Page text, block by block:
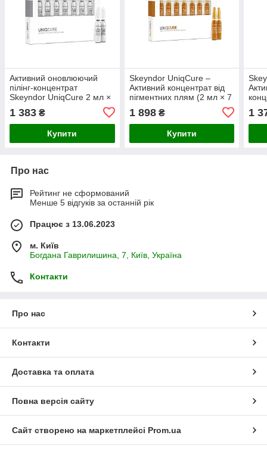
Активний оновлюючий
пілінг-концентрат
Skeyndor UniqCure 2 мл ×
1 383 ₴
Купити
Skeyndor UniqCure –
Активний концентрат від
пігментних плям (2 мл × 7
1 898₴
Купити
1
Про нас
Рейтинг не сформований
Менше 5 відгуків за останній рік
Працює з 13.06.2023
м. Київ
Богдана Гаврилишина, 7, Київ, Україна
Контакти
Про нас
Контакти
Доставка та оплата
Повна версія сайту
Сайт створено на маркетплейсі Prom.ua